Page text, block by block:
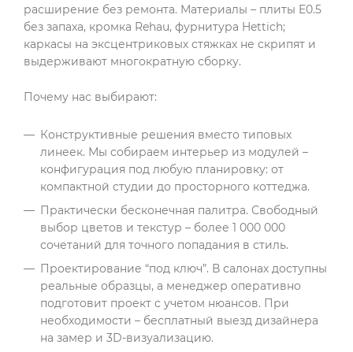
расширение без ремонта. Материалы – плиты E0.5
без запаха, кромка Rehau, фурнитура Hettich;
каркасы на эксцентриковых стяжках не скрипят и
выдерживают многократную сборку.
Почему нас выбирают:
Конструктивные решения вместо типовых
линеек. Мы собираем интерьер из модулей –
конфигурация под любую планировку: от
компактной студии до просторного коттеджа.
Практически бесконечная палитра. Свободный
выбор цветов и текстур – более 1 000 000
сочетаний для точного попадания в стиль.
Проектирование “под ключ”. В салонах доступны
реальные образцы, а менеджер оперативно
подготовит проект с учетом нюансов. При
необходимости – бесплатный выезд дизайнера
на замер и 3D-визуализацию.